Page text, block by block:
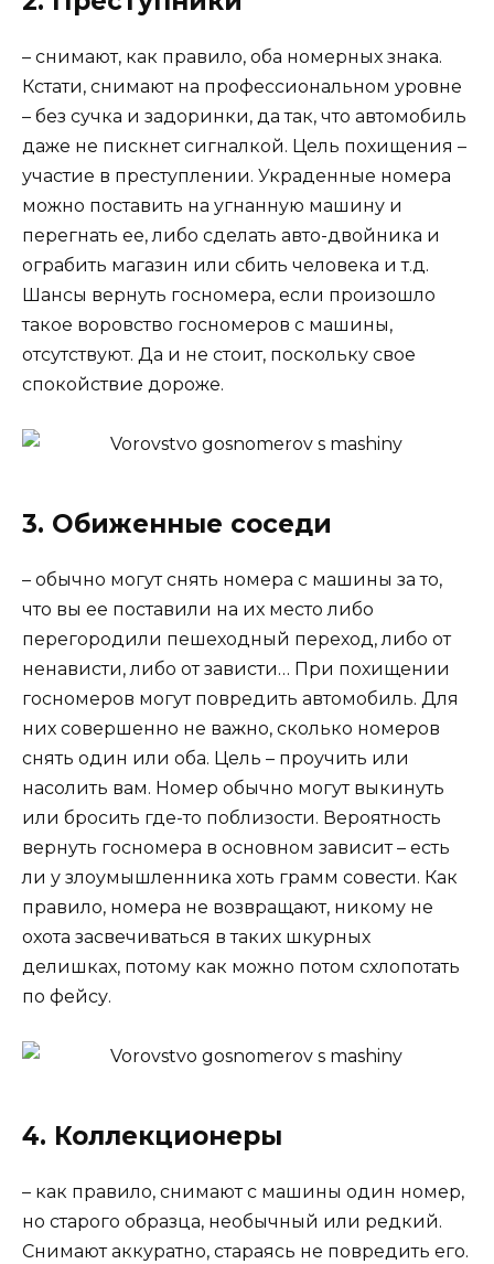
– снимают, как правило, оба номерных знака.
Кстати, снимают на профессиональном уровне
– без сучка и задоринки, да так, что автомобиль
даже не пискнет сигналкой. Цель похищения –
участие в преступлении. Украденные номера
можно поставить на угнанную машину и
перегнать ее, либо сделать авто-двойника и
ограбить магазин или сбить человека и т.д.
Шансы вернуть госномера, если произошло
такое воровство госномеров с машины,
отсутствуют. Да и не стоит, поскольку свое
спокойствие дороже.
3. Обиженные соседи
– обычно могут снять номера с машины за то,
что вы ее поставили на их место либо
перегородили пешеходный переход, либо от
ненависти, либо от зависти… При похищении
госномеров могут повредить автомобиль. Для
них совершенно не важно, сколько номеров
снять один или оба. Цель – проучить или
насолить вам. Номер обычно могут выкинуть
или бросить где-то поблизости. Вероятность
вернуть госномера в основном зависит – есть
ли у злоумышленника хоть грамм совести. Как
правило, номера не возвращают, никому не
охота засвечиваться в таких шкурных
делишках, потому как можно потом схлопотать
по фейсу.
4. Коллекционеры
– как правило, снимают с машины один номер,
но старого образца, необычный или редкий.
Снимают аккуратно, стараясь не повредить его.